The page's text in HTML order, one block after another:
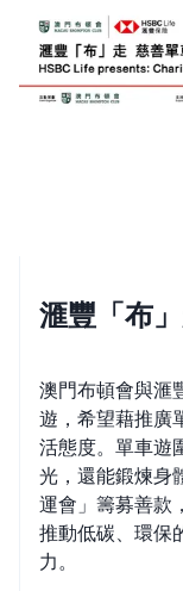
滙豐「布
澳門布頓會與滙
遊，希望藉推廣
活態度。單車遊
光，還能鍛煉身
運會」籌募善款
推動低碳、環保
力。